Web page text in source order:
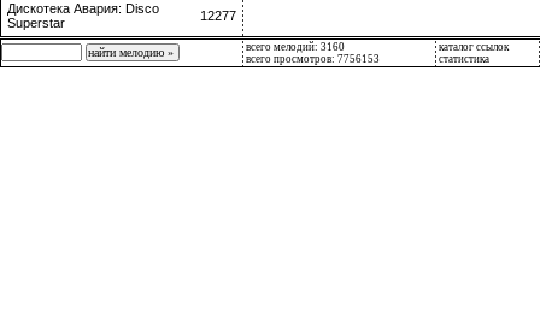
Дискотека Авария: Disco
Superstar
12277
всего мелодий: 3160
всего просмотров: 7756153
каталог ссылок
статистика